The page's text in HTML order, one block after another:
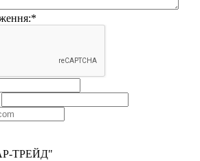
*
ТРЕЙД"